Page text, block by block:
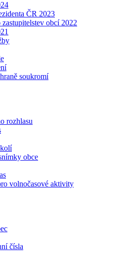
ČR 2023
obcí 2022
soukromí
rozhlasu
obce
volnočasové aktivity
čísla